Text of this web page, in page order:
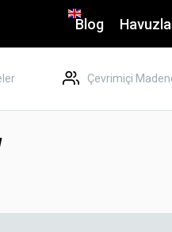
Blog
Çevrimiçi